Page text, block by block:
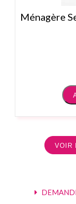
Ménagère
VOIR